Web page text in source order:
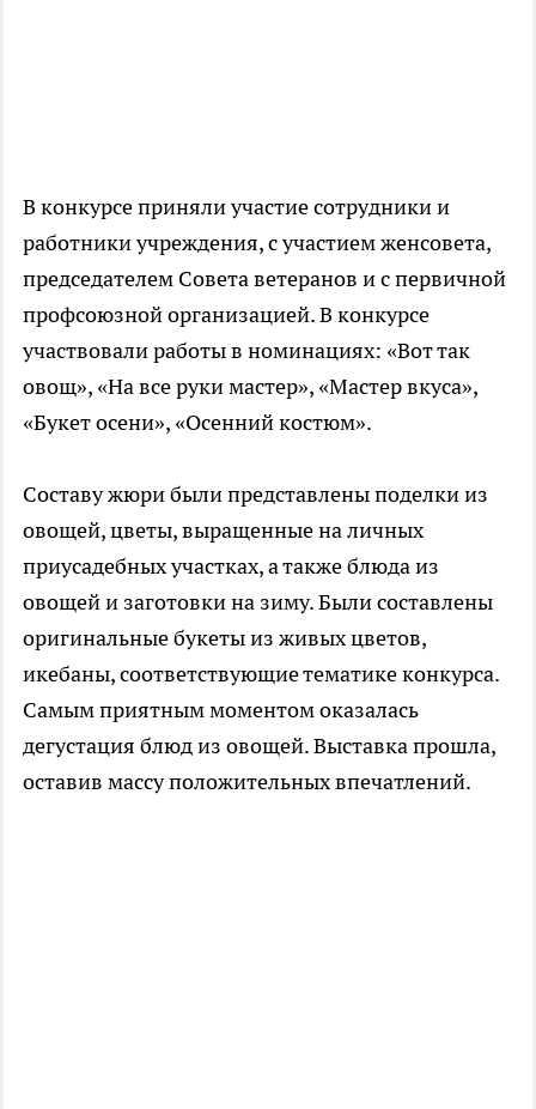
В конкурсе приняли участие сотрудники и
работники учреждения, с участием женсовета,
председателем Совета ветеранов и с первичной
профсоюзной организацией. В конкурсе
участвовали работы в номинациях: «Вот так
овощ», «На все руки мастер», «Мастер вкуса»,
«Букет осени», «Осенний костюм».
Составу жюри были представлены поделки из
овощей, цветы, выращенные на личных
приусадебных участках, а также блюда из
овощей и заготовки на зиму. Были составлены
оригинальные букеты из живых цветов,
икебаны, соответствующие тематике конкурса.
Самым приятным моментом оказалась
дегустация блюд из овощей. Выставка прошла,
оставив массу положительных впечатлений.